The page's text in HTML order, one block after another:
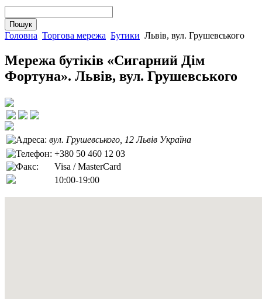
Головна Торгова мережа Бутики Львів, вул. Грушевського
Мережа бутіків «Сигарний Дім
Фортуна». Львів, вул. Грушевського
вул. Грушевського, 12Львів Україна
+380 50 460 12 03
Visa / MasterCard
10:00-19:00